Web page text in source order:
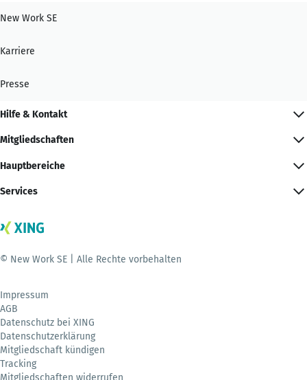
New Work SE
Karriere
Presse
Hilfe & Kontakt
Mitgliedschaften
Hauptbereiche
Services
© New Work SE | Alle Rechte vorbehalten
Impressum
AGB
Datenschutz bei XING
Datenschutzerklärung
Mitgliedschaft kündigen
Tracking